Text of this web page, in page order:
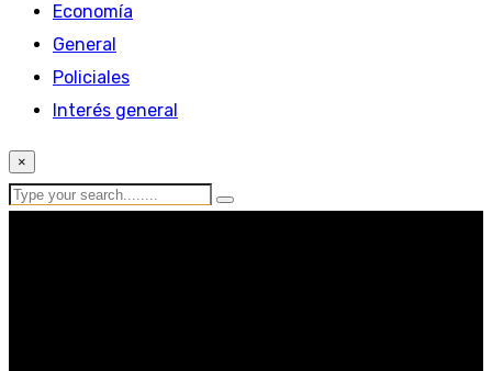
Economía
General
Policiales
Interés general
×